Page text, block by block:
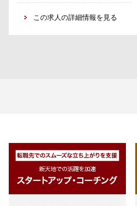
士・司法書士などの専門家がお客さ
2級(1級尚可）/ 金融機関 実務経験 3
年以上この求人の詳細情報を見る